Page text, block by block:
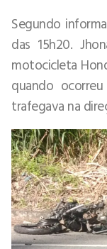
Segundo
das 15h20.
motocicleta
quando
trafegava na